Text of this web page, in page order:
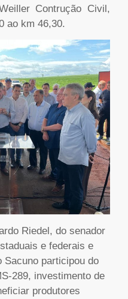
Contrução Civil,
ao km 46,30.
Riedel, do senador
e federais e
Sacuno participou do
289, investimento de
produtores